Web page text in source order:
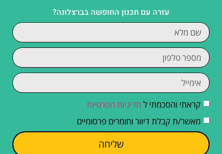
עזרה עם תכנון החופשה בברצלונה?
קראתי והסכמתי ל מדיניות הפרטיות
מאשר/ת קבלת דיוור וחומרים פרסומיים
שליחה